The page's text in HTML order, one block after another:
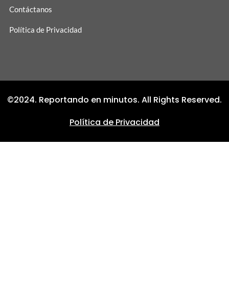
Contáctanos
Política de Privacidad
©2024. Reportando en minutos. All Rights Reserved.
Política de Privacidad